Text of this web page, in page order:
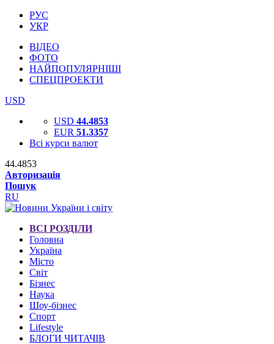
РУС
УКР
ВІДЕО
ФОТО
НАЙПОПУЛЯРНІШІ
СПЕЦПРОЕКТИ
USD
USD 44.4853
EUR 51.3357
Всі курси валют
44.4853
Авторизація
Пошук
RU
ВСІ РОЗДІЛИ
Головна
Україна
Місто
Світ
Бізнес
Наука
Шоу-бізнес
Спорт
Lifestyle
БЛОГИ ЧИТАЧІВ